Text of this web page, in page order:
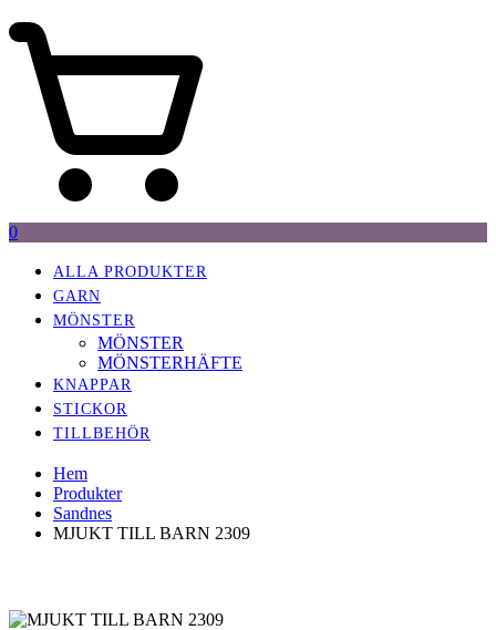
0
ALLA PRODUKTER
GARN
MÖNSTER
MÖNSTER
MÖNSTERHÄFTE
KNAPPAR
STICKOR
TILLBEHÖR
Hem
Produkter
Sandnes
MJUKT TILL BARN 2309